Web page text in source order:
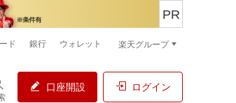
口座開設 ログイン
PR
ド 銀行 ウォレット 楽天グループ